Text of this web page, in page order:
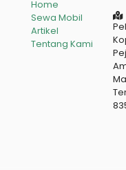
Home
Sewa Mobil
Artikel
Tentang Kami